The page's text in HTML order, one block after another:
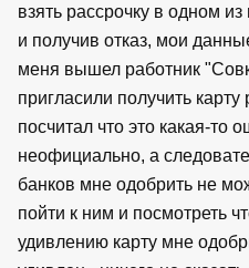
взять рассрочку в одном
и получив отказ, мои
меня вышел работник
пригласили получить
посчитал что это какая-то
неофициально, а
банков мне одобрить не
пойти к ним и посмотреть
удивлению карту мне